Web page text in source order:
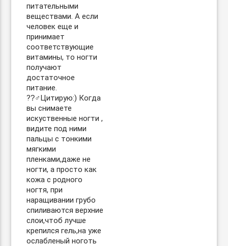
питательными
веществами. А если
человек еще и
принимает
соответствующие
витамины, то ногти
получают
достаточное
питание.
??‍♂Цитирую:) Когда
вы снимаете
искуственные ногти ,
видите под ними
пальцы с тонкими
мягкими
пленками,даже не
ногти, а просто как
кожа с родного
ногтя, при
наращивании грубо
спиливаются верхние
слои,чтоб лучше
крепился гель,на уже
ослабленый ноготь